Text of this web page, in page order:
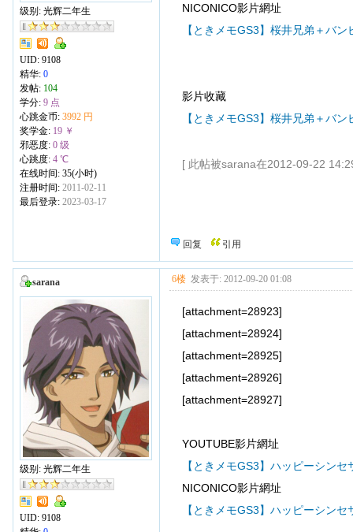
级别: 光辉二年生
UID: 9108
精华: 0
发帖: 104
学分: 9 点
心跳金币: 3992 円
奖学金: 19 ￥
邪恶度: 0 级
心跳度: 4 ℃
在线时间: 35(小时)
注册时间: 2011-02-11
最后登录: 2023-03-17
NICONICO影片網址
【ときメモGS3】桜井兄弟＋バ
影片收藏
【ときメモGS3】桜井兄弟＋バ
[ 此帖被sarana在2012-09-22
回复 引用
sarana
级别: 光辉二年生
UID: 9108
6楼 发表于: 2012-09-20 01:08
[attachment=28923]
[attachment=28924]
[attachment=28925]
[attachment=28926]
[attachment=28927]
YOUTUBE影片網址
【ときメモGS3】ハッピーシン
NICONICO影片網址
【ときメモGS3】ハッピーシン